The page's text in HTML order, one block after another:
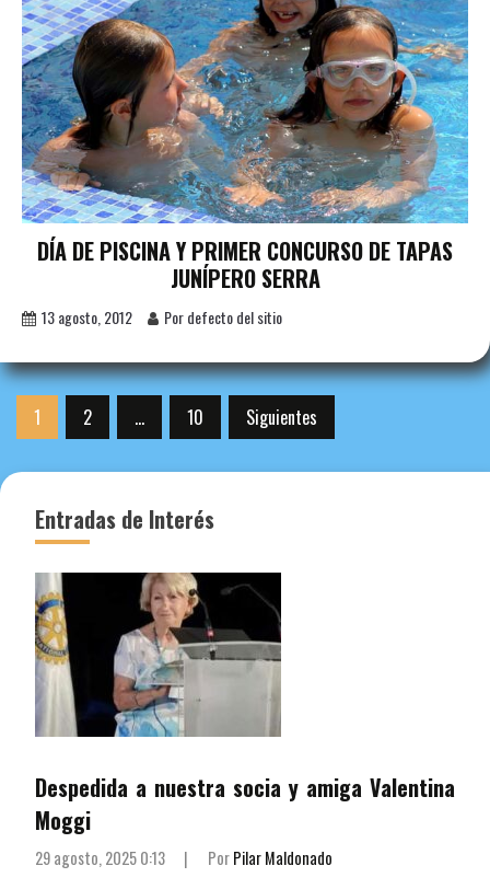
DÍA DE PISCINA Y PRIMER CONCURSO DE TAPAS
JUNÍPERO SERRA
13 agosto, 2012 Por defecto del sitio
Paginación
1 2 … 10 Siguientes
Entradas de Interés
Despedida a nuestra socia y amiga Valentina
Moggi
29 agosto, 2025 0:13 | PorPilar Maldonado